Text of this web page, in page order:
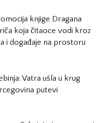
knjige Dragana
koja čitaoce vodi kroz
i događaje na prostoru
Vatra ušla u krug
putevi